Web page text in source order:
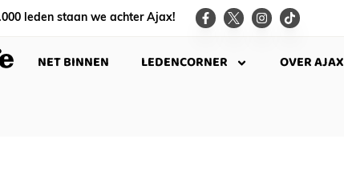
leden staan we achter Ajax!
NET BINNEN LEDENCORNER OVER AJAX